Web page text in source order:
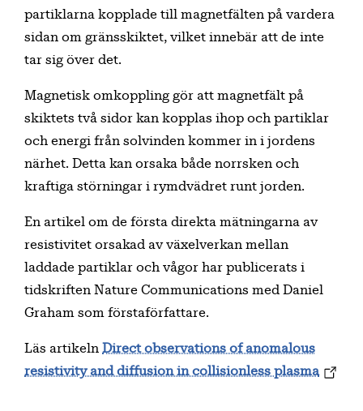
partiklarna kopplade till magnetfälten på vardera
sidan om gränsskiktet, vilket innebär att de inte
tar sig över det.
Magnetisk omkoppling gör att magnetfält på
skiktets två sidor kan kopplas ihop och partiklar
och energi från solvinden kommer in i jordens
närhet. Detta kan orsaka både norrsken och
kraftiga störningar i rymdvädret runt jorden.
En artikel om de första direkta mätningarna av
resistivitet orsakad av växelverkan mellan
laddade partiklar och vågor har publicerats i
tidskriften Nature Communications med Daniel
Graham som förstaförfattare.
Läs artikeln Direct observations of anomalous
resistivity and diffusion in collisionless plasma